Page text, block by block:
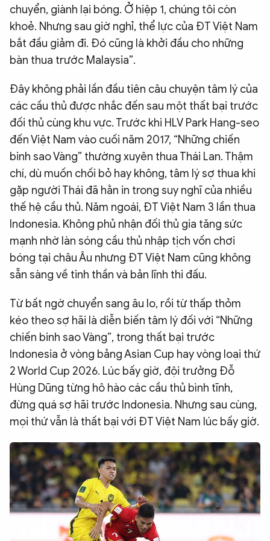
chuyển, giành lại bóng. Ở hiệp 1, chúng tôi còn
khoẻ. Nhưng sau giờ nghỉ, thể lực của ĐT Việt Nam
bắt đầu giảm đi. Đó cũng là khởi đầu cho những
bàn thua trước Malaysia”.
Đây không phải lần đầu tiên câu chuyện tâm lý của
các cầu thủ được nhắc đến sau một thất bại trước
đối thủ cùng khu vực. Trước khi HLV Park Hang-seo
đến Việt Nam vào cuối năm 2017, “Những chiến
binh sao Vàng” thường xuyên thua Thái Lan. Thậm
chí, dù muốn chối bỏ hay không, tâm lý sợ thua khi
gặp người Thái đã hằn in trong suy nghĩ của nhiều
thế hệ cầu thủ. Năm ngoái, ĐT Việt Nam 3 lần thua
Indonesia. Không phủ nhận đối thủ gia tăng sức
mạnh nhờ làn sóng cầu thủ nhập tịch vốn chơi
bóng tại châu Âu nhưng ĐT Việt Nam cũng không
sẵn sàng về tinh thần và bản lĩnh thi đấu.
Từ bất ngờ chuyển sang âu lo, rồi từ thấp thỏm
kéo theo sợ hãi là diễn biến tâm lý đối với “Những
chiến binh sao Vàng”, trong thất bại trước
Indonesia ở vòng bảng Asian Cup hay vòng loại thứ
2 World Cup 2026. Lúc bấy giờ, đội trưởng Đỗ
Hùng Dũng từng hô hào các cầu thủ bình tĩnh,
đừng quá sợ hãi trước Indonesia. Nhưng sau cùng,
mọi thứ vẫn là thất bại với ĐT Việt Nam lúc bấy giờ.